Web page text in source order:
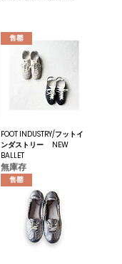
售罄
FOOT INDUSTRY/フットイ
ンダストリー NEW
BALLET
無庫存
售罄